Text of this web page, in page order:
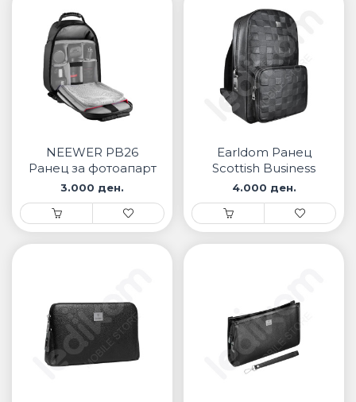
NEEWER PB26
Ранец за фотоапарт
3.000 ден.
Earldom Ранец
Scottish Business
Smart Fingerprint
4.000 ден.
• Останато
PLAYSTATION
ПАМЕТНИ УРЕДИ ЗА БЕЗБЕДНОСТ
ПРОЕКТОРИ